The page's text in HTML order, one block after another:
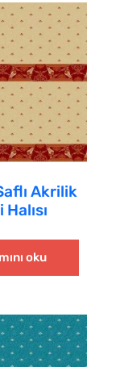
Akrilik
oku